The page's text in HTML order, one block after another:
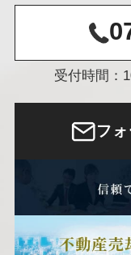
受付時間：
フ